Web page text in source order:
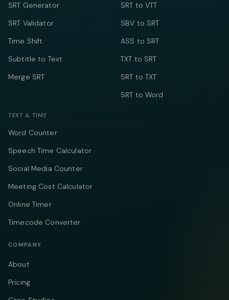
SRT Generator
SRT Validator
Time Shift
Subtitle to Text
Merge SRT
SRT to VTT
SBV to SRT
ASS to SRT
TXT to SRT
SRT to TXT
SRT to Word
TEXT & TIME
Word Counter
Speech Time Calculator
Social Media Counter
Meeting Cost Calculator
Online Timer
Timecode Converter
COMPANY
About
Pricing